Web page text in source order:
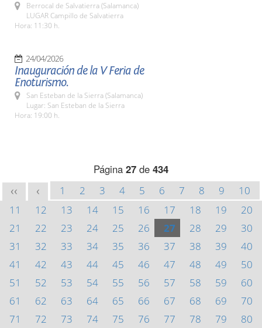
Berrocal de Salvatierra (Salamanca)
LUGAR Campillo de Salvatierra
Hora: 11:30 h.
24/04/2026
Inauguración de la V Feria de
Enoturismo.
San Esteban de la Sierra (Salamanca)
Lugar: San Esteban de la Sierra
Hora: 19:00 h.
Página 27 de 434
<< < 1 2 3 4 5 6 7 8 9
10
11
12 13 14 15 16 17 18 19
20
21
22 23 24 25 26 27 28 29
30
31
32 33 34 35 36 37 38 39
40
41
42 43 44 45 46 47 48 49
50
51
52 53 54 55 56 57 58 59
60
61
62 63 64 65 66 67 68 69
70
71
72 73 74 75 76 77 78 79
80